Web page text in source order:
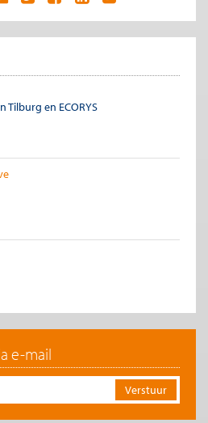
patiënten op hun leefstijl
inzetten op preventie, in
gemeenten en
mate heeft ook de verzekeraar
mensen moeten
Passief, door consistente
en actief door bijvoorbeeld
te vergoeden. Preventie
gebeurt in de
vaak.
bijdragen aan een verbetering van
versimpelen. De veranderingen in
meer vrijheid om initiatieven
wel vrijheid voor ondernemers,
vertrouwen in
een imposant bouwwerk van regels
op basis van een beperkt aantal
controle achteraf levert
de invoering van standaard
Tilburg en ECORYS
e-mail